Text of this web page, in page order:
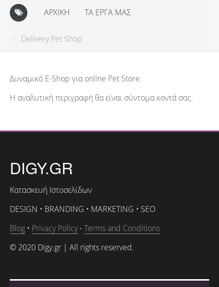
ΑΡΧΙΚΉ ΤΑ ΈΡΓΑ ΜΑΣ
Delivery Pet Shop
Δυναμικό E-Shop για online Pet Store.
Η αναλυτική περιγραφή θα είναι σύντομα κοντά σας.
DIGY.GR
Κατασκευή Ιστοσελίδων
DESIGN • BRANDING • MARKETING • SEO
Blog • Privacy Policy • Terms and Conditions
© 2020 Digy.gr | All rights reserved.